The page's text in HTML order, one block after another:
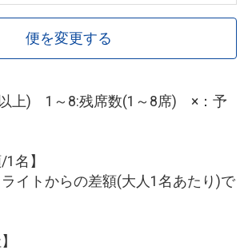
便を変更する
上) 1～8:残席数(1～8席) ×：予
名】
イトからの差額(大人1名あたり)で